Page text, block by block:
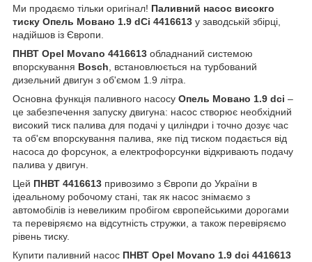
Ми продаємо тільки оригінал! Паливний насос високго
тиску Опель Мовано 1.9 dCi 4416613 у заводській збірці,
надійшов із Європи.
ПНВТ Opel Movano 4416613 обладнаний системою
впорскування Bosch, встановлюється на турбований
дизельний двигун з об'ємом 1.9 літра.
Основна функція паливного насосу Опель Мовано 1.9 dci –
це забезпечення запуску двигуна: насос створює необхідний
високий тиск палива для подачі у циліндри і точно дозує час
та об'єм впорскування палива, яке під тиском подається від
насоса до форсунок, а електрофорсунки відкривають подачу
палива у двигун.
Цей ПНВТ 4416613 привозимо з Європи до України в
ідеальному робочому стані, так як насос знімаємо з
автомобілів із невеликим пробігом європейськими дорогами
та перевіряємо на відсутність стружки, а також перевіряємо
рівень тиску.
Купити паливний насос ПНВТ Opel Movano 1.9 dci 4416613